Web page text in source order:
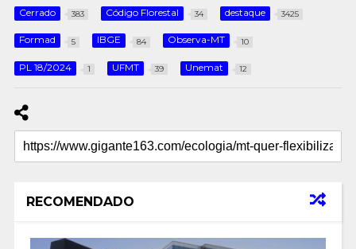
Cerrado 383 Código Florestal 34 destaque 3425
Formad 5 IBGE 84 Observa-MT 10
PL 18/2024 1 UFMT 39 Unemat 12
RECOMENDADO